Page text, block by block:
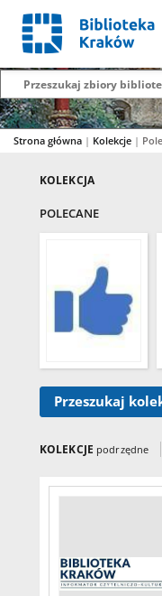
Strona główna | Kolekcje |
KOLEKCJA
POLECANE
Przeszukaj
KOLEKCJE podrzędne